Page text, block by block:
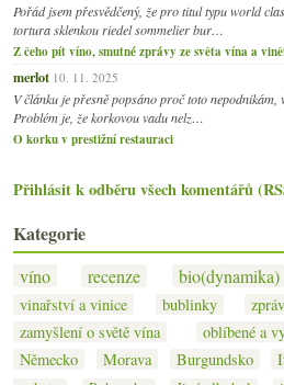
Pořád jsem přesvědčený, že pro titul typu world
tortura sklenkou riedel sommelier bur…
Z čeho pít víno, smutné zprávy ze světa vína a
merlot 10. 11. 2025
V článku je přesně popsáno proč toto
Problém je, že korkovou vadu nelz…
O korku v prestižní restauraci
Přihlásit k odběru všech komentářů
Kategorie
víno recenze bio(dynamika)
vinařství a vinice
bublinky
zamyšlení o světě vína
oblíbené a
Německo
Morava Burgundsko